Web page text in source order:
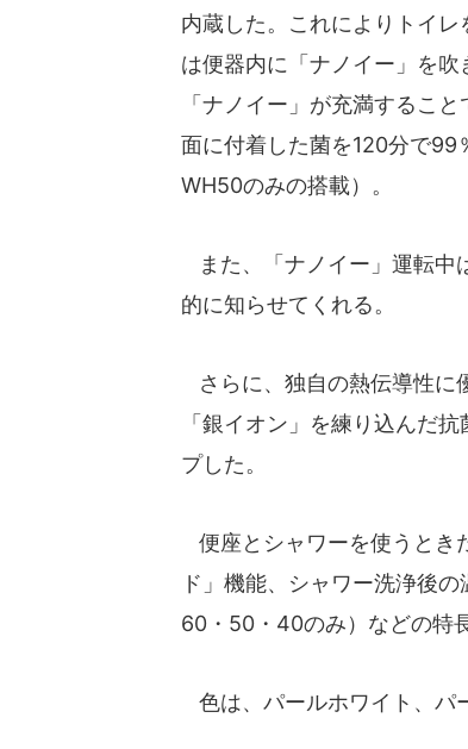
内蔵した。これによりトイ
は便器内に「ナノイー」を吹
「ナノイー」が充満するこ
面に付着した菌を120分で99
WH50のみの搭載）。
また、「ナノイー」運転中
的に知らせてくれる。
さらに、独自の熱伝導性に
「銀イオン」を練り込んだ
プした。
便座とシャワーを使うとき
ド」機能、シャワー洗浄後
60・50・40のみ）などの特
色は、パールホワイト、パ